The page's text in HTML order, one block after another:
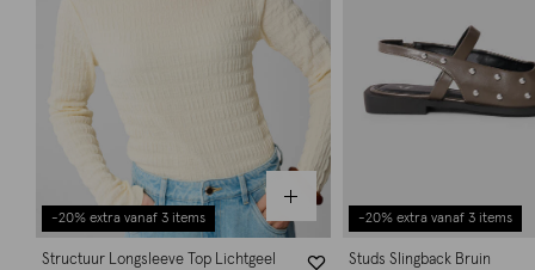
-20% extra vanaf 3 items
Structuur Longsleeve Top Lichtgeel
-20% extra vanaf 3 items
Studs Slingback Bruin